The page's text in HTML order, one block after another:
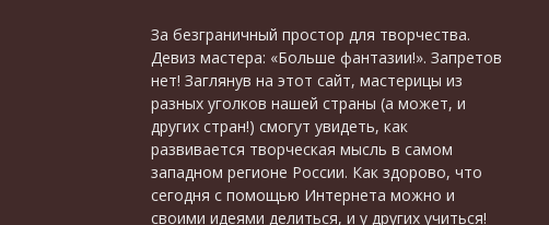
За безграничный простор для творчества.
Девиз мастера: «Больше фантазии!». Запретов
нет! Заглянув на этот сайт, мастерицы из
разных уголков нашей страны (а может, и
других стран!) смогут увидеть, как
развивается творческая мысль в самом
западном регионе России. Как здорово, что
сегодня с помощью Интернета можно и
своими идеями делиться, и у других учиться!